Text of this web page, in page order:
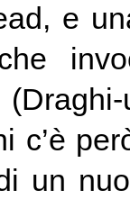
e
c’è
un